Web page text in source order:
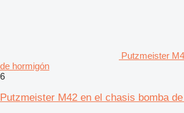
Putzmeister
de hormigón
6
Putzmeister M42 en el chasis bomba